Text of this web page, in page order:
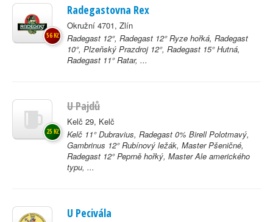
Radegastovna Rex
Okružní 4701, Zlín
Radegast 12°, Radegast 12° Ryze hořká, Radegast
10°, Plzeňský Prazdroj 12°, Radegast 15° Hutná,
Radegast 11° Ratar, ...
56 Kč
U Pajdů
Kelč 29, Kelč
Kelč 11° Dubravius, Radegast 0% Birell Polotmavý,
Gambrinus 12° Rubínový ležák, Master Pšeničné,
Radegast 12° Peprně hořký, Master Ale amerického
typu, ...
25 Kč
U Pecivála